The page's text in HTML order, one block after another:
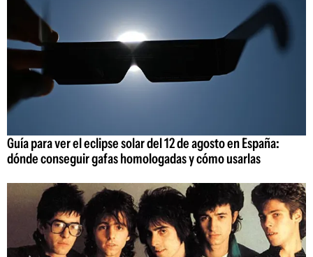
Guía para ver el eclipse solar del 12 de agosto en España:
dónde conseguir gafas homologadas y cómo usarlas